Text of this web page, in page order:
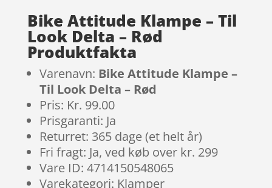
Bike Attitude Klampe – Til
Look Delta – Rød
Produktfakta
Varenavn: Bike Attitude Klampe –
Til Look Delta – Rød
Pris: Kr. 99.00
Prisgaranti: Ja
Returret: 365 dage (et helt år)
Fri fragt: Ja, ved køb over kr. 299
Vare ID: 4714150548065
Varekategori: Klamper